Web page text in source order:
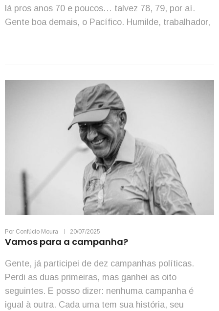
lá pros anos 70 e poucos… talvez 78, 79, por aí.
Gente boa demais, o Pacífico. Humilde, trabalhador,
Por Confúcio Moura 20/07/2025
Vamos para a campanha?
Gente, já participei de dez campanhas políticas.
Perdi as duas primeiras, mas ganhei as oito
seguintes. E posso dizer: nenhuma campanha é
igual à outra. Cada uma tem sua história, seu